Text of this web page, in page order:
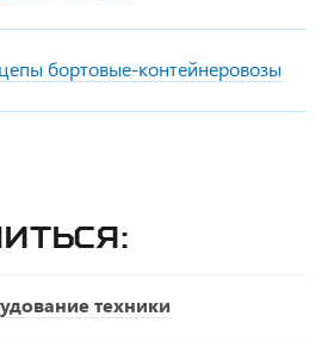
бортовые-контейнеровозы
техники